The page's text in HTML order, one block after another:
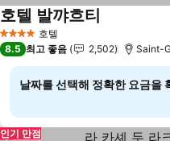
4 성급 호텔
호텔 발꺄흐티
8.5 최고 좋음 2,502 Saint-
날짜를 선택해 정확한 요금을
인기 만점